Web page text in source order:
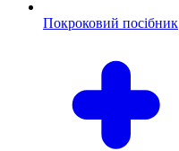
Покроковий посібник